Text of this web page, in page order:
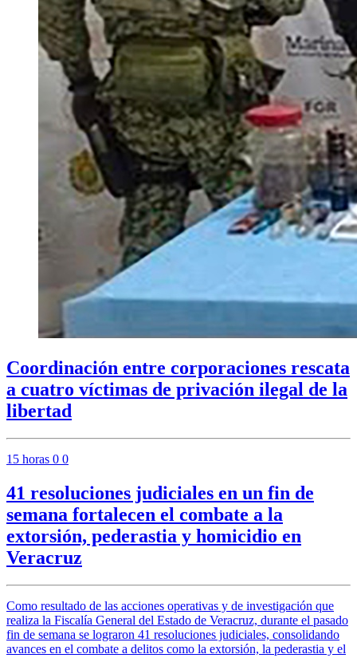
Coordinación entre corporaciones rescata
a cuatro víctimas de privación ilegal de la
libertad
15 horas 0 0
41 resoluciones judiciales en un fin de
semana fortalecen el combate a la
extorsión, pederastia y homicidio en
Veracruz
Como resultado de las acciones operativas y de investigación que
realiza la Fiscalía General del Estado de Veracruz, durante el pasado
fin de semana se lograron 41 resoluciones judiciales, consolidando
avances en el combate a delitos como la extorsión, la pederastia y el